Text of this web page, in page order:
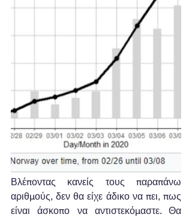
Βλέποντας κανείς τους παραπάνω
αριθμούς, δεν θα είχε άδικο να πει, πως
είναι άσκοπο να αντιστεκόμαστε. Θα